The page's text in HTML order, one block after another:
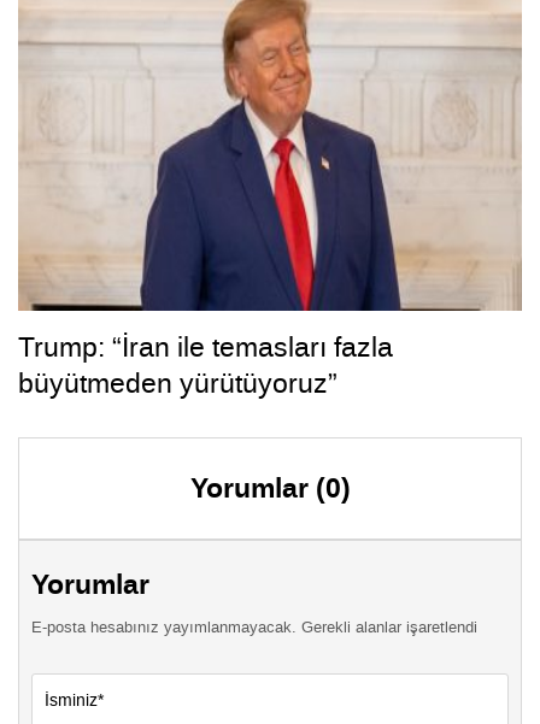
Trump: “İran ile temasları fazla
büyütmeden yürütüyoruz”
Yorumlar (0)
Yorumlar
E-posta hesabınız yayımlanmayacak. Gerekli alanlar işaretlendi